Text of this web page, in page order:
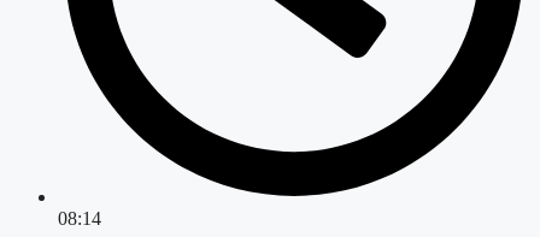
08:14